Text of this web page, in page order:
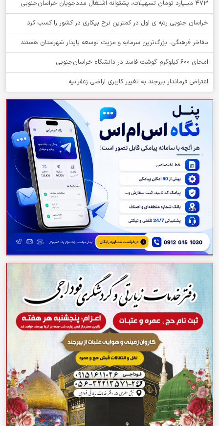
۴۷۳ میلیارد تومان تسهیلات، پشتوانه اشتغال مددجویان خراسان‌جنوبی
خراسان جنوبی رتبه ی اول در کمترین نرخ بیکاری در کشور را کسب کرد
مفاخر فرهنگی، بزرگ‌ترین سرمایه و مزیت توسعه پایدار شهرستان هستند
امحای ۶۰۰ کیلوگرم گوشت فاسد در دانشگاه خراسان‌جنوبی
اعتراض فرماندار بیرجند به تغییر کاربری اراضی زعفرانیه